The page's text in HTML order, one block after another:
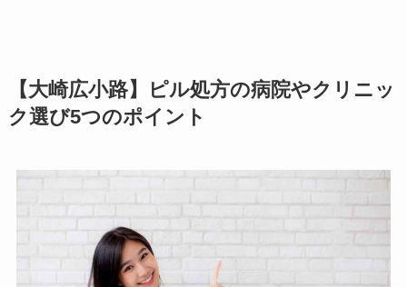
【大崎広小路】ピル処方の病院やクリニッ
ク選び5つのポイント